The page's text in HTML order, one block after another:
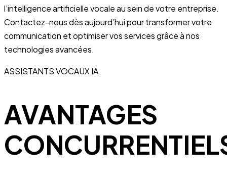
l’intelligence artificielle vocale au sein de votre entreprise.
Contactez-nous dès aujourd’hui pour transformer votre
communication et optimiser vos services grâce à nos
technologies avancées.
ASSISTANTS VOCAUX IA
AVANTAGES